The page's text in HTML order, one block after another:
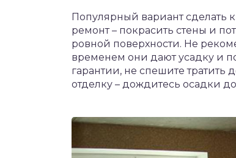
Популярный вариант сделать
ремонт – покрасить стены и
ровной поверхности. Не
временем они дают усадку и
гарантии, не спешите тратить
отделку – дождитесь осадки